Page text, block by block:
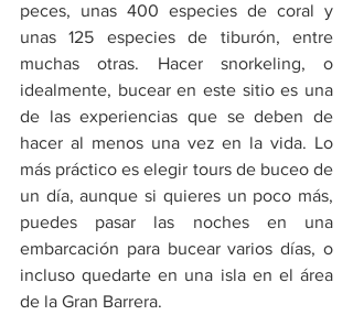
peces, unas 400 especies de coral y
unas 125 especies de tiburón, entre
muchas otras. Hacer snorkeling, o
idealmente, bucear en este sitio es una
de las experiencias que se deben de
hacer al menos una vez en la vida. Lo
más práctico es elegir tours de buceo de
un día, aunque si quieres un poco más,
puedes pasar las noches en una
embarcación para bucear varios días, o
incluso quedarte en una isla en el área
de la Gran Barrera.